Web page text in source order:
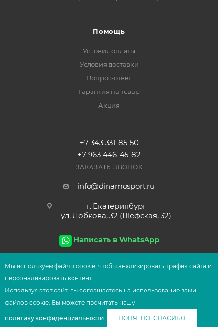
В КОРЗИНУ
Помощь
Условия оплаты
Условия доставки
Вопрос-ответ
Гарантия на товар
Акция
+7 343 331-85-50
+7 963 446-45-82
ЗАКАЗАТЬ ЗВОНОК
info@dinamosport.ru
г. Екатеринбург
ул. Лобкова, 32 (Шефская, 32)
Написать в WhatsApp
2026© Сеть магазинов UFOsport
Мы используем файлы сооkіе, чтобы анализировать трафик сайта и
персонализировать контент.
Используя этот сайт, вы соглашаетесь на использование вами
файлов сооkіе. Вы можете прочитать нашу
политику конфиденциальности.
ПОНЯТНО, СПАСИБО